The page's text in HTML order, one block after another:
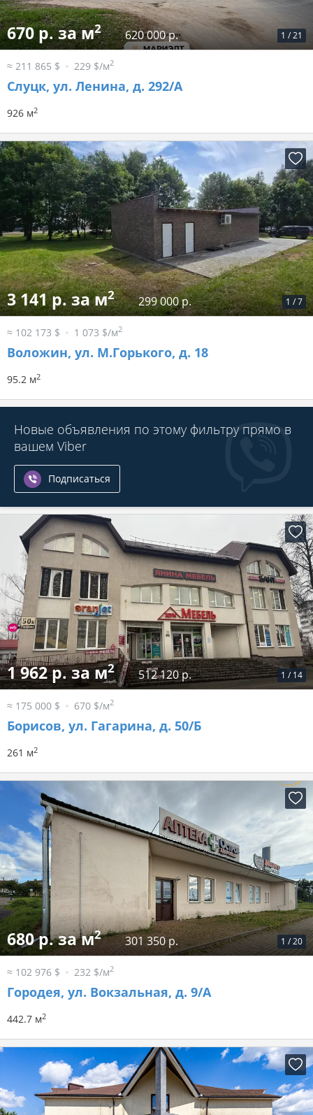
1 /21
670 р. за м2 620 000 р.
≈ 211 865 $ 229 $/м2
Слуцк, ул. Ленина, д. 292/А
926 м2
1 /7
3 141 р. за м2 299 000 р.
≈ 102 173 $ 1 073 $/м2
Воложин, ул. М.Горького, д. 18
95.2 м2
Новые объявления по этому фильтру прямо в
вашем Viber
Подписаться
1 / 14
1 962 р. за м2 512 120 р.
≈ 175 000 $ 670 $/м2
Борисов, ул. Гагарина, д. 50/Б
261 м2
1 /20
680 р. за м2 301 350 р.
≈ 102 976 $ 232 $/м2
Городея, ул. Вокзальная, д. 9/А
442.7 м2